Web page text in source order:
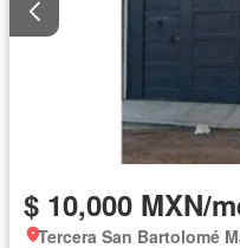
$ 10,000 MXN/